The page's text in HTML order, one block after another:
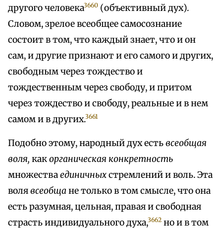
другого человека3660 (объективный дух).
Словом, зрелое всеобщее самосознание
состоит в том, что каждый знает, что и он
сам, и другие признают и его самого и других,
свободным через тождество и
тождественным через свободу, и притом
через тождество и свободу, реальные и в нем
самом и в других.3661
Подобно этому, народный дух естьвсеобщая
воля, какорганическая конкретность
множестваединичныхстремлений и воль. Эта
волявсеобщане только в том смысле, что она
есть разумная, цельная, правая и свободная
страсть индивидуального духа,3662 но и в том